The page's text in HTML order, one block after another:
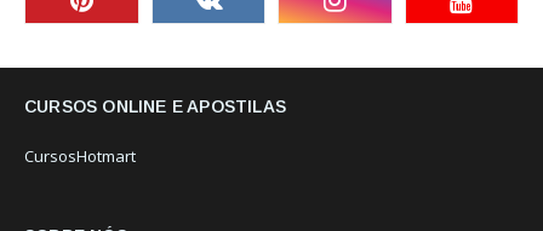
CURSOS ONLINE E APOSTILAS
CursosHotmart